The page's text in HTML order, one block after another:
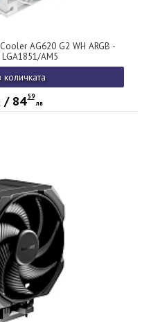
AG620 G2 WH ARGB -
AM5
/ 84 59
лв